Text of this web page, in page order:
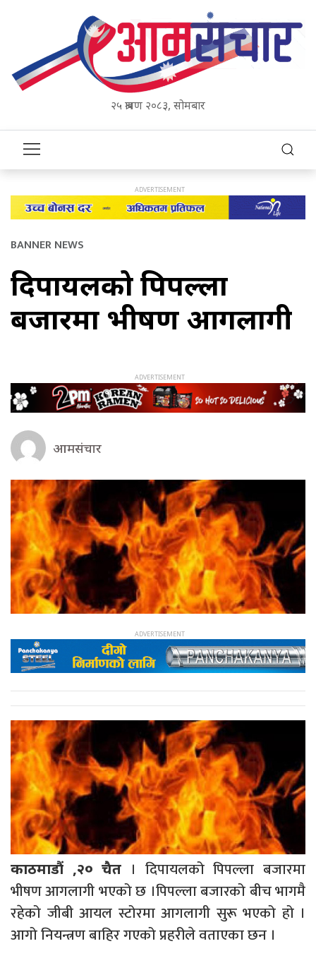
२५ श्रावण २०८३, सोमबार
BANNER NEWS
दिपायलको पिपल्ला
बजारमा भीषण आगलागी
आमसंचार
काठमाडौं ,२० चैत । दिपायलको पिपल्ला बजारमा
भीषण आगलागी भएको छ ।पिपल्ला बजारको बीच भागमै
रहेको जीबी आयल स्टोरमा आगलागी सुरू भएको हो ।
आगो नियन्त्रण बाहिर गएको प्रहरीले वताएका छन ।